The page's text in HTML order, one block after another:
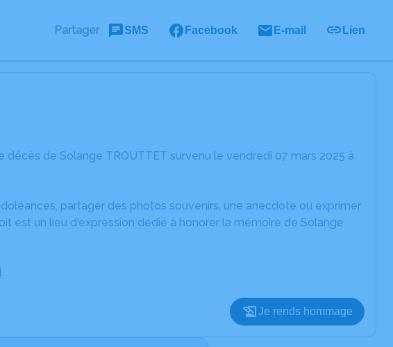
Partager SMS Facebook E-mail Lien
de Solange TROUTTET survenu le vendredi 07 mars 2025 à
partager des photos souvenirs, une anecdote ou exprimer
est un lieu d'expression dédié à honorer la mémoire de Solange
.
Je rends hommage